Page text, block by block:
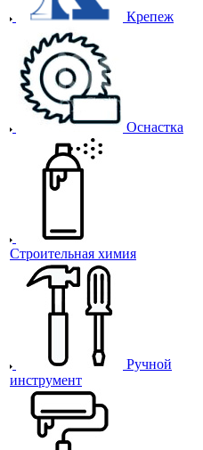
Крепеж
Оснастка
Строительная химия
Ручной
инструмент